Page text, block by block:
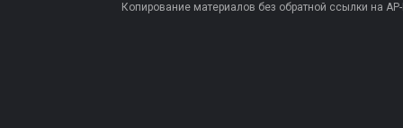
Копирование материалов без обратной ссылки на